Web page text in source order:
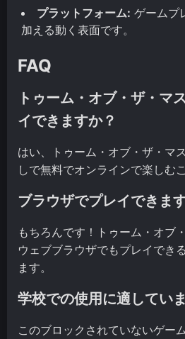
プラットフォーム: ゲームプ
加える動く表面です。
FAQ
トゥーム・オブ・ザ・マ
イできますか？
はい、トゥーム・オブ・ザ・マ
しで無料でオンラインで楽しむ
ブラウザでプレイできま
もちろんです！トゥーム・オブ
ウェブブラウザでもプレイでき
ます。
学校での使用に適してい
このブロックされていないゲー